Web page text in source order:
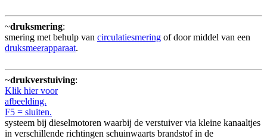
~druksmering:
smering met behulp van circulatiesmering of door middel van een
druksmeerapparaat.
~drukverstuiving:
Klik hier voor
afbeelding.
F5 = sluiten.
systeem bij dieselmotoren waarbij de verstuiver via kleine kanaaltjes
in verschillende richtingen schuinwaarts brandstof in de